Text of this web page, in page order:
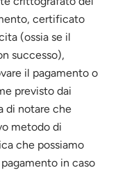
certificato
(ossia se il
successo),
il pagamento o
previsto dai
di notare che
metodo di
che possiamo
in caso